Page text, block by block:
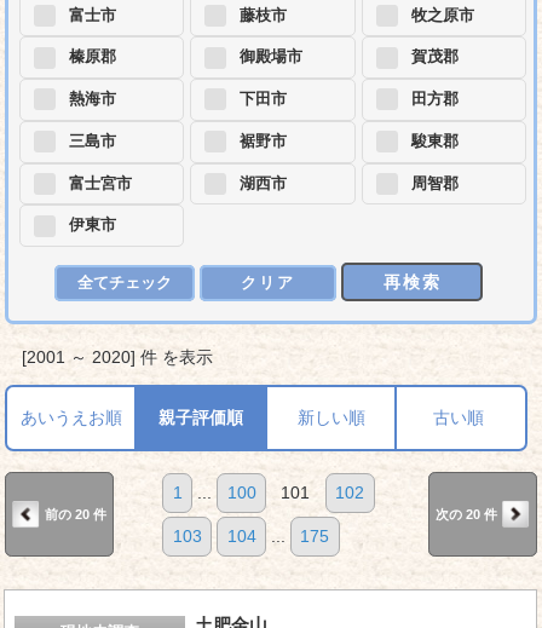
富士市
榛原郡
熱海市
三島市
富士宮市
伊東市
藤枝市
御殿場市
下田市
裾野市
湖西市
牧之原市
賀茂郡
田方郡
駿東郡
周智郡
全てチェック クリア 再検索
[2001 ～ 2020] 件 を表示
あいうえお順 親子評価順 新しい順 古い順
前の 20 件
1 ... 100 101 102
103 104 ... 175
次の 20 件